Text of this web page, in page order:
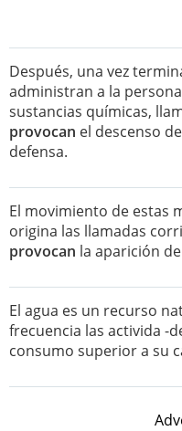
Después, una vez
administran a la
sustancias químicas,
provocan el descenso
defensa.
El movimiento de estas
origina las llamadas
provocan la aparición
El agua es un recurso
frecuencia las activida -
consumo superior a su